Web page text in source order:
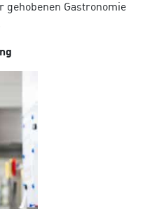
Gastronomie